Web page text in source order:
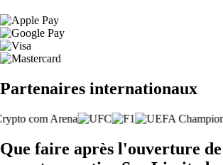
Partenaires internationaux
Que faire après l'ouverture